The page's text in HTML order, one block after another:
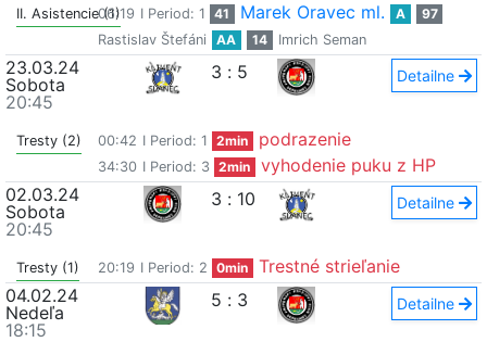
II. Asistencie (1)
06:19 I Period: 1 41 Marek Oravec ml. A
97
Rastislav Štefáni
AA 14 Imrich Seman
23.03.24
Sobota
20:45
3 : 5 Detailne
Tresty (2) 00:42 I Period: 1 2min podrazenie
34:30 I Period: 3 2min
vyhodenie puku z HP
02.03.24
Sobota
20:45
3 : 10 Detailne
Tresty (1) 20:19 I Period: 2 0min
Trestné strieľanie
04.02.24
Nedeľa
18:15
5 : 3 Detailne